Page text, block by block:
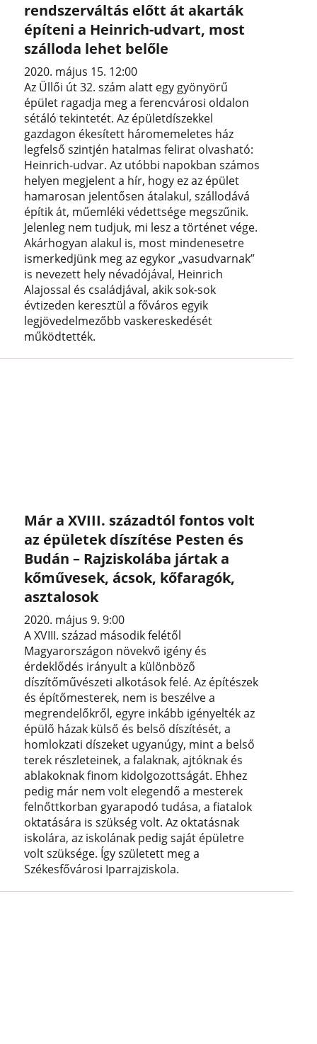
rendszerváltás előtt át akarták
építeni a Heinrich-udvart, most
szálloda lehet belőle
2020. május 15. 12:00
Az Üllői út 32. szám alatt egy gyönyörű
épület ragadja meg a ferencvárosi oldalon
sétáló tekintetét. Az épületdíszekkel
gazdagon ékesített háromemeletes ház
legfelső szintjén hatalmas felirat olvasható:
Heinrich-udvar. Az utóbbi napokban számos
helyen megjelent a hír, hogy ez az épület
hamarosan jelentősen átalakul, szállodává
építik át, műemléki védettsége megszűnik.
Jelenleg nem tudjuk, mi lesz a történet vége.
Akárhogyan alakul is, most mindenesetre
ismerkedjünk meg az egykor „vasudvarnak”
is nevezett hely névadójával, Heinrich
Alajossal és családjával, akik sok-sok
évtizeden keresztül a főváros egyik
legjövedelmezőbb vaskereskedését
működtették.
Már a XVIII. századtól fontos volt
az épületek díszítése Pesten és
Budán – Rajziskolába jártak a
kőművesek, ácsok, kőfaragók,
asztalosok
2020. május 9. 9:00
A XVIII. század második felétől
Magyarországon növekvő igény és
érdeklődés irányult a különböző
díszítőművészeti alkotások felé. Az építészek
és építőmesterek, nem is beszélve a
megrendelőkről, egyre inkább igényelték az
épülő házak külső és belső díszítését, a
homlokzati díszeket ugyanúgy, mint a belső
terek részleteinek, a falaknak, ajtóknak és
ablakoknak finom kidolgozottságát. Ehhez
pedig már nem volt elegendő a mesterek
felnőttkorban gyarapodó tudása, a fiatalok
oktatására is szükség volt. Az oktatásnak
iskolára, az iskolának pedig saját épületre
volt szüksége. Így született meg a
Székesfővárosi Iparrajziskola.